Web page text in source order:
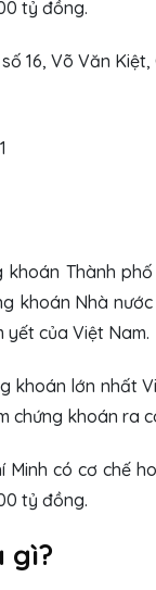
tỷ đồng.
16, Võ Văn Kiệt,
Thành
khoán Nhà
yết của Việt Nam.
khoán lớn nhất
chứng khoán ra
Minh có cơ chế
tỷ đồng.
gì?